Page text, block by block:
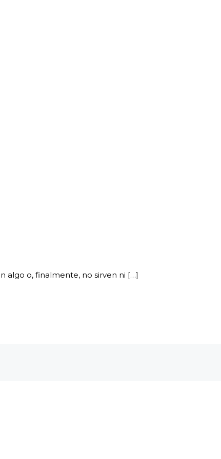
algo o, finalmente, no sirven ni […]